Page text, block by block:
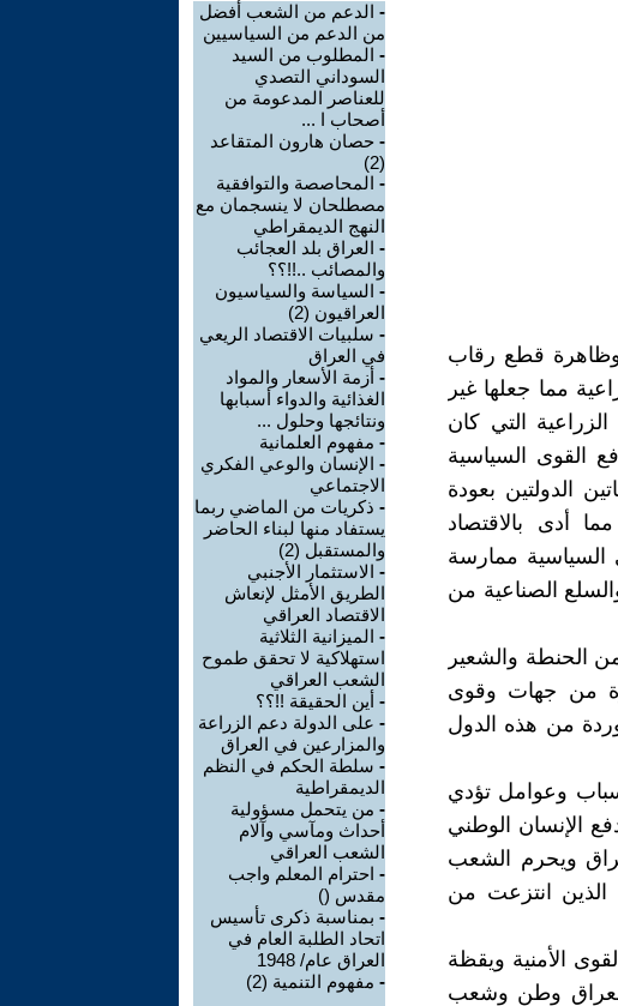
وظاهرة قطع رقاب
مما جعلها غير
التي كان
القوى السياسية
الدولتين بعودة
أدى بالاقتصاد
السياسية ممارسة
الصناعية من
الحنطة والشعير
من جهات وقوى
من هذه الدول
وعوامل تؤدي
الإنسان الوطني
ويحرم الشعب
الذين انتزعت من
الأمنية ويقظة
وطن وشعب
- الدعم من الشعب أفضل
من الدعم من السياسيين
- المطلوب من السيد
السوداني التصدي
للعناصر المدعومة من
أصحاب ا ...
- حصان هارون المتقاعد
(2)
- المحاصصة والتوافقية
مصطلحان لا ينسجمان مع
النهج الديمقراطي
- العراق بلد العجائب
والمصائب ..!!؟؟
- السياسة والسياسيون
العراقيون (2)
- سلبيات الاقتصاد الريعي
في العراق
- أزمة الأسعار والمواد
الغذائية والدواء أسبابها
ونتائجها وحلول ...
- مفهوم العلمانية
- الإنسان والوعي الفكري
الاجتماعي
- ذكريات من الماضي ربما
يستفاد منها لبناء الحاضر
والمستقبل (2)
- الاستثمار الأجنبي
الطريق الأمثل لإنعاش
الاقتصاد العراقي
- الميزانية الثلاثية
استهلاكية لا تحقق طموح
الشعب العراقي
- أين الحقيقة !!؟؟
- على الدولة دعم الزراعة
والمزارعين في العراق
- سلطة الحكم في النظم
الديمقراطية
- من يتحمل مسؤولية
أحداث ومآسي وآلام
الشعب العراقي
- احترام المعلم واجب
مقدس ()
- بمناسبة ذكرى تأسيس
اتحاد الطلبة العام في
العراق عام/ 1948
- مفهوم التنمية (2)